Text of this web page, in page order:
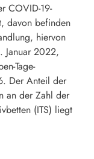
COVID-19-
davon befinden
hiervon
Januar 2022,
Tage-
Der Anteil der
an der Zahl der
(ITS) liegt